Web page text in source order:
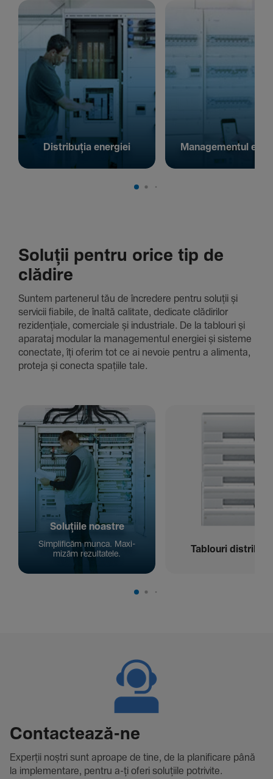
Distribuția energiei Managementul
Soluții pentru orice tip de
clădire
Suntem parte­nerul tău de încre­dere pentru soluții și
servicii fiabile, de înaltă cali­tate, dedi­cate clădi­rilor
rezi­den­țiale, comer­ciale și indus­triale. De la tablouri și
aparataj modular la managementul energiei și sisteme
conec­tate, îți oferim tot ce ai nevoie pentru a alimenta,
proteja și conecta spațiile tale.
Solu­țiile noastre
Simpli­ficăm munca. Maxi­
mizăm rezul­ta­tele.
Tablouri
Contac­tează-ne
Experții noștri sunt aproape de tine, de la plani­fi­care până
la imple­men­tare, pentru a-ți oferi solu­țiile potri­vite.